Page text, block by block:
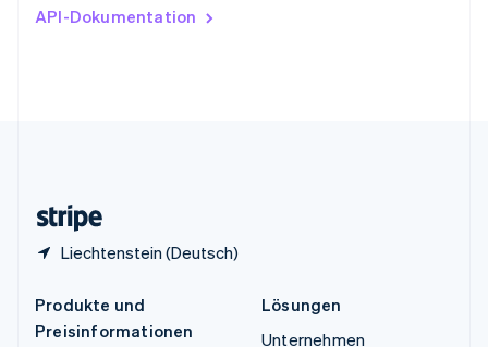
API-Dokumentation
Liechtenstein (Deutsch)
English
Produkte und
Preisinformationen
Lösungen
Unternehmen